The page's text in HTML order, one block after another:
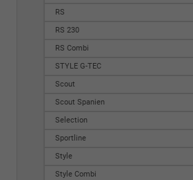
RS
RS 230
RS Combi
STYLE G-TEC
Scout
Scout Spanien
Selection
Sportline
Style
Style Combi